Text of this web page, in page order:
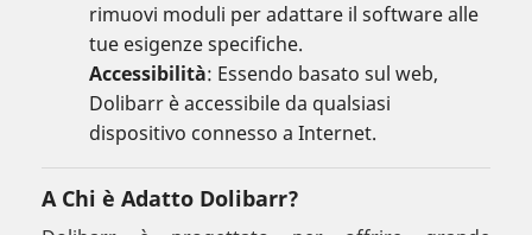
rimuovi moduli per adattare il software alle
tue esigenze specifiche.
Accessibilità: Essendo basato sul web,
Dolibarr è accessibile da qualsiasi
dispositivo connesso a Internet.
A Chi è Adatto Dolibarr?